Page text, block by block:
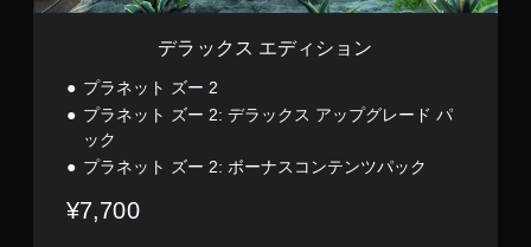
デラックス エディション
プラネット ズー 2
プラネット ズー 2: デラックス アップグレード パ
ック
プラネット ズー 2: ボーナスコンテンツパック
¥7,700